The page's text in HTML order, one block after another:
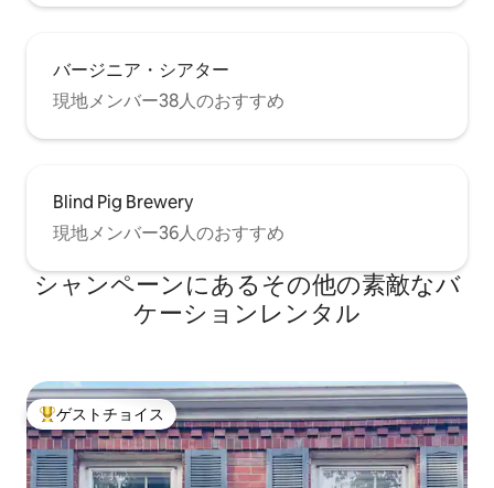
バージニア・シアター
現地メンバー38人のおすすめ
Blind Pig Brewery
現地メンバー36人のおすすめ
シャンペーンにあるその他の素敵なバ
ケーションレンタル
大好評のゲストチョイスです。
ゲストチョイス